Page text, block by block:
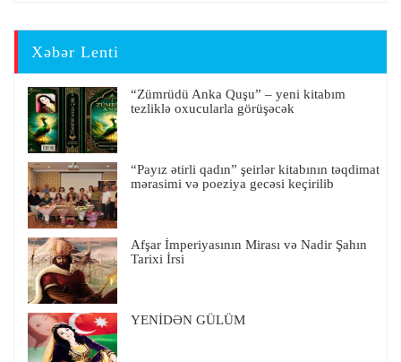
Xəbər Lenti
“Zümrüdü Anka Quşu” – yeni kitabım
tezliklə oxucularla görüşəcək
“Payız ətirli qadın” şeirlər kitabının təqdimat
mərasimi və poeziya gecəsi keçirilib
Afşar İmperiyasının Mirası və Nadir Şahın
Tarixi İrsi
YENİDƏN GÜLÜM